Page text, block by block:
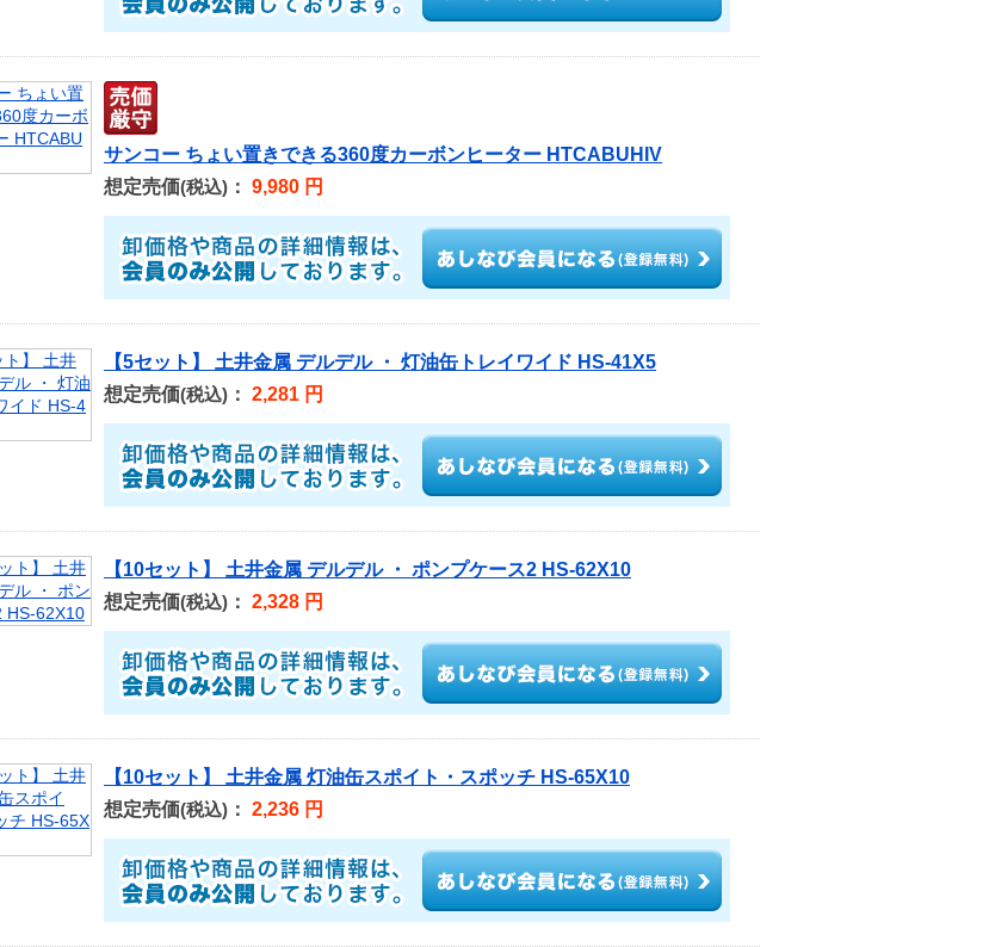
サンコー ちょい置きできる360度カーボンヒーター HTCABUHIV
想定売価(税込) ： 9,980 円
【5セット】 土井金属 デルデル ・ 灯油缶トレイワイド HS-41X5
想定売価(税込) ： 2,281 円
【10セット】 土井金属 デルデル ・ ポンプケース2 HS-62X10
想定売価(税込) ： 2,328 円
【10セット】 土井金属 灯油缶スポイト・スポッチ HS-65X10
想定売価(税込) ： 2,236 円